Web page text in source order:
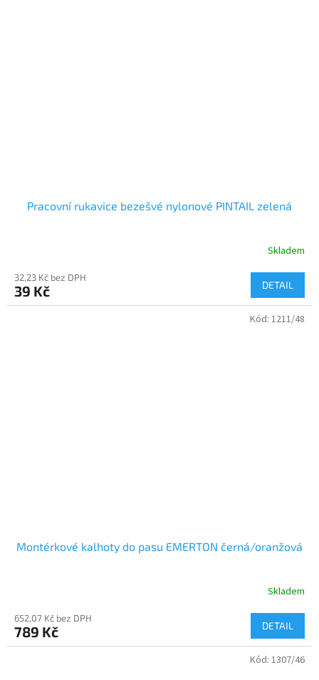
Pracovní rukavice bezešvé nylonové PINTAIL zelená
Skladem
32,23 Kč bez DPH
39 Kč DETAIL
Montérkové kalhoty do pasu EMERTON černá/oranžová
Skladem
652,07 Kč bez DPH
789 Kč DETAIL
Kód: 1211/48
Kód: 1307/46